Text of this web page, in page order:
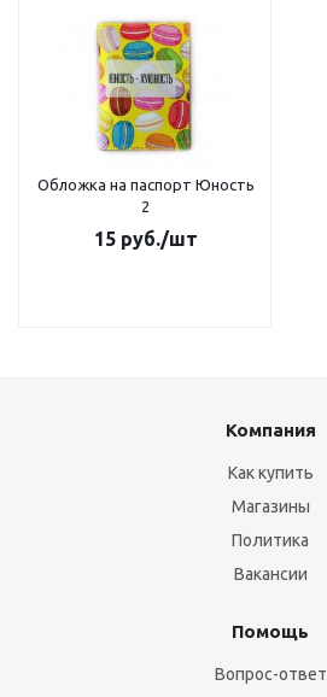
Обложка на паспорт Юность
2
15руб./шт
Компания
Как купить
Магазины
Политика
Вакансии
Помощь
Вопрос-ответ